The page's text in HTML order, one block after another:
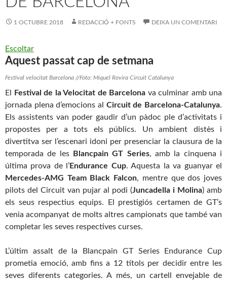
1 OCTUBRE 2018 REDACCIÓ + FONTS DEIXA UN COMENTARI
Escoltar
Aquest passat cap de setmana
Festival velocitat Barcelona //Foto: Miquel Rovira Circuit Catalunya
El Festival de la Velocitat de Barcelona va culminar amb una
jornada plena d’emocions al Circuit de Barcelona-Catalunya.
Els assistents van poder gaudir d’un pàdoc ple d’activitats i
propostes per a tots els públics. Un ambient distès i
divertitva ser l’escenari idoni per presenciar la clausura de la
temporada de les
Blancpain GT Series, amb la cinquena i
última prova de l’Endurance Cup. Aquesta la va guanyar el
Mercedes-AMG Team Black Falcon, mentre que dos joves
pilots del Circuit van pujar al podi (Juncadella i Molina) amb
els seus respectius equips. El prestigiós certamen de GT’s
venia acompanyat de molts altres campionats que també van
completar les seves respectives curses.
L’últim assalt de la Blancpain GT Series Endurance Cup
prometia emoció, amb fins a 12 títols per decidir entre les
seves diferents categories. A més, un cartell envejable de